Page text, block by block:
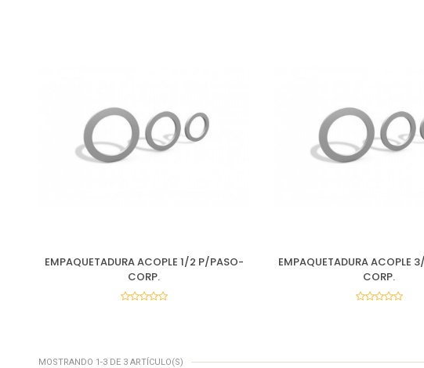
EMPAQUETADURA ACOPLE 1/2 P/PASO-
CORP.
EMPAQUETADURA ACOPLE
CORP.
MOSTRANDO 1-3 DE 3 ARTÍCULO(S)